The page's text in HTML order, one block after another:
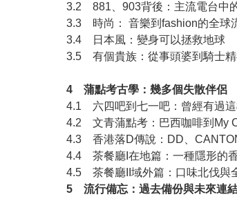
3.2 881、903背後：主流電台中
3.3 時尚： 音樂到fashion的全球
3.4 日本風：變身可以拯救地球
3.5 有個貴族：從事頭婆到騎
4 蒲點考古學：幾多個失散伴侶
4.1 六四吧到七一吧：曾經有過
4.2 文⻘蒲點考：巴⻄咖啡到My
4.3 香港落D傳說：DD、
4.4 茶餐廳I在地篇：一種隱形的
4.5 茶餐廳II域外篇：口味北伐與
5 流行備忘：過去備份與未來連